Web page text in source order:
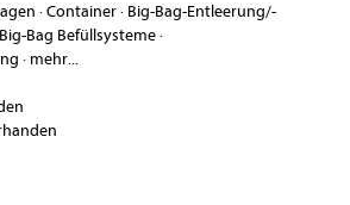
·Container· Big-Bag-Entleerung/-
Big-Bag Befüllsysteme·
· mehr...